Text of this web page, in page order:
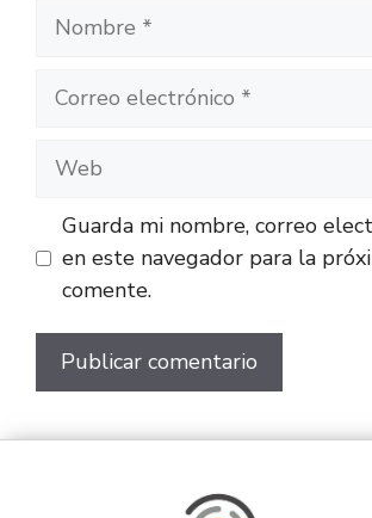
Guarda mi nombre, correo
en este navegador para la
comente.